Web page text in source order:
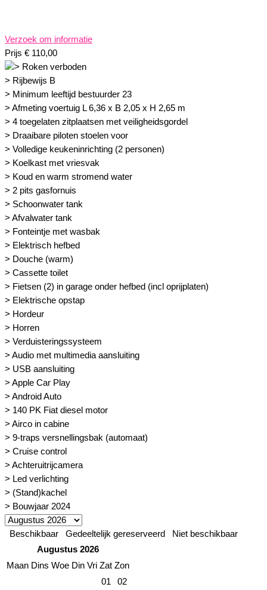
Verzoek om informatie
Prijs € 110,00
> Rijbewijs B
> Minimum leeftijd bestuurder 23
> Afmeting voertuig L 6,36 x B 2,05 x H 2,65 m
> 4 toegelaten zitplaatsen met veiligheidsgordel
> Draaibare piloten stoelen voor
> Volledige keukeninrichting (2 personen)
> Koelkast met vriesvak
> Koud en warm stromend water
> 2 pits gasfornuis
> Schoonwater tank
> Afvalwater tank
> Fonteintje met wasbak
> Elektrisch hefbed
> Douche (warm)
> Cassette toilet
> Fietsen (2) in garage onder hefbed (incl oprijplaten)
> Elektrische opstap
> Hordeur
> Horren
> Verduisteringssysteem
> Audio met multimedia aansluiting
> USB aansluiting
> Apple Car Play
> Android Auto
> 140 PK Fiat diesel motor
> Airco in cabine
> 9-traps versnellingsbak (automaat)
> Cruise control
> Achteruitrijcamera
> Led verlichting
> (Stand)kachel
> Bouwjaar 2024
Beschikbaar Gedeeltelijk gereserveerd
Niet beschikbaar
Augustus 2026
Maan Dins Woe Din Vri Zat Zon
01
02